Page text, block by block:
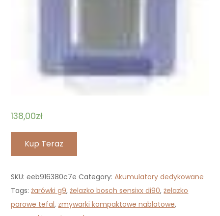
138,00zł
Kup Teraz
SKU:eeb916380c7e Category:Akumulatory dedykowane
Tags:żarówki g9,żelazko bosch sensixx di90,żelazko
parowe tefal, zmywarki kompaktowe nablatowe,